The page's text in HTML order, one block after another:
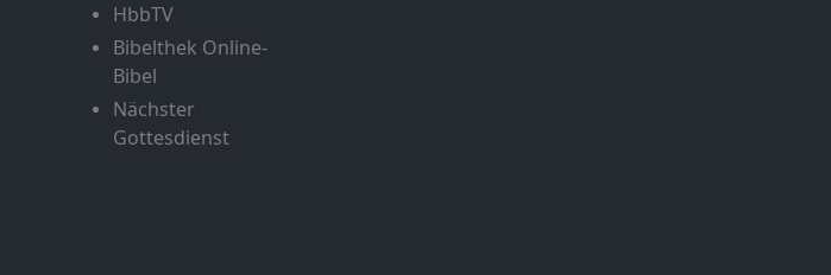
HbbTV
Bibelthek Online-
Bibel
Nächster
Gottesdienst